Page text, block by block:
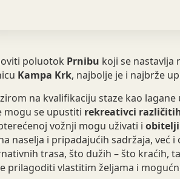
poluotok Prnibu koji se nastavlja
Kampa Krk, najbolje je i najbrže
na kvalifikaciju staze kao
mogu se upustiti rekreativci
vožnji mogu uživati i obitelji
naselja i pripadajućih sadržaja, već
trasa, što dužih – što kraćih,
prilagoditi vlastitim željama i